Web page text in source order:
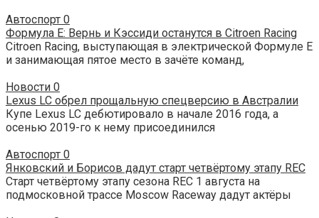
Автоспорт 0
Формула Е: Вернь и Кэссиди останутся в Citroen Racing
Citroen Racing, выступающая в электрической Формуле Е
и занимающая пятое место в зачёте команд,
Новости 0
Lexus LC обрел прощальную спецверсию в Австралии
Купе Lexus LC дебютировало в начале 2016 года, а
осенью 2019-го к нему присоединился
Автоспорт 0
Янковский и Борисов дадут старт четвёртому этапу REC
Старт четвёртому этапу сезона REC 1 августа на
подмосковной трассе Moscow Raceway дадут актёры